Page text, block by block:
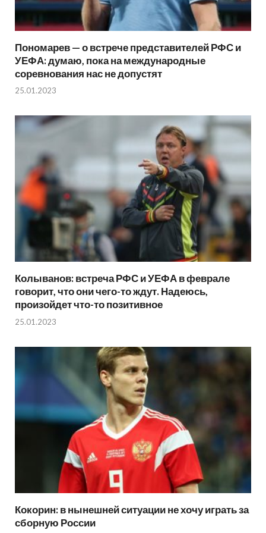
Пономарев — о встрече представителей РФС и
УЕФА: думаю, пока на международные
соревнования нас не допустят
25.01.2023
Колыванов: встреча РФС и УЕФА в феврале
говорит, что они чего-то ждут. Надеюсь,
произойдет что-то позитивное
25.01.2023
Кокорин: в нынешней ситуации не хочу играть за
сборную России